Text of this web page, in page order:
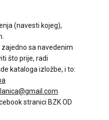
(navesti kojeg),
sa navedenim
što prije, radi
kataloga izložbe, i to:
stranici BZK OD